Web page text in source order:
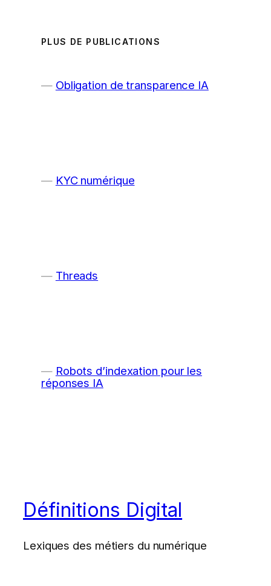
PLUS DE PUBLICATIONS
Obligation de transparence IA
KYC numérique
Threads
Robots d’indexation pour les
réponses IA
Définitions Digital
Lexiques des métiers du numérique